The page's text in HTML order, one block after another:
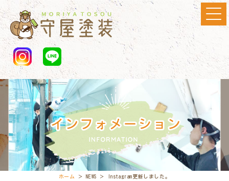
ホーム ＞ NEWS ＞ Instagram更新しました。